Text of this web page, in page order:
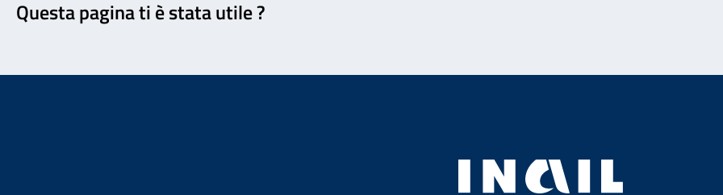
Questa pagina ti è stata utile ?